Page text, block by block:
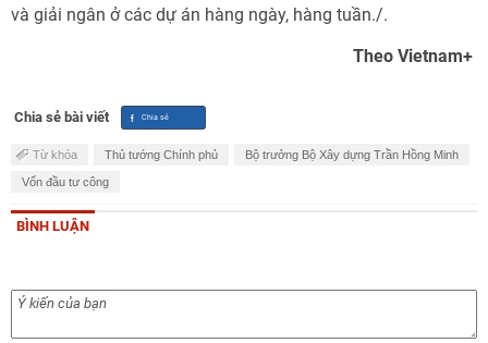
và giải ngân ở các dự án hàng ngày, hàng tuần./.
Theo Vietnam+
Chia sẻ bài viết
Từ khóa Thủ tướng Chính phủ Bộ trưởng Bộ Xây dựng Trần Hồng Minh
Vốn đầu tư công
BÌNH LUẬN